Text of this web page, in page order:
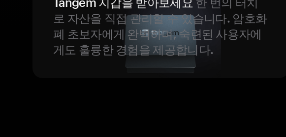
로 자산을 직접 관리할 수 있습니다. 암호화
폐 초보자에게 완벽하며, 숙련된 사용자에
게도 훌륭한 경험을 제공합니다.